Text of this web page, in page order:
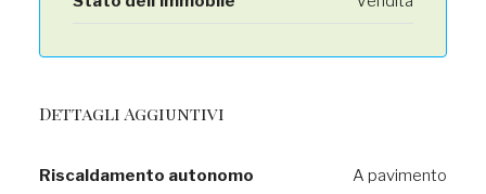
Dettagli Aggiuntivi
Riscaldamento autonomo A pavimento